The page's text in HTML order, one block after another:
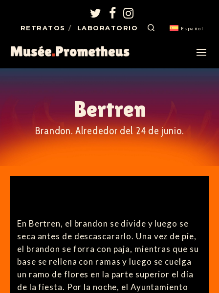
RETRATOS LABORATORIO Español
Bertren
Brandon. Alrededor del 24 de junio.
En Bertren, el brandon se divide y luego se
seca antes de descascararlo. Una vez de pie,
el brandon se forra con paja, mientras que su
base se rellena con ramas y luego se cuelga
un ramo de flores en la parte superior el día
de la fiesta. Por la noche, el Ayuntamiento